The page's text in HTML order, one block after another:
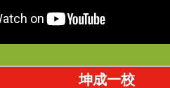
坤成一校